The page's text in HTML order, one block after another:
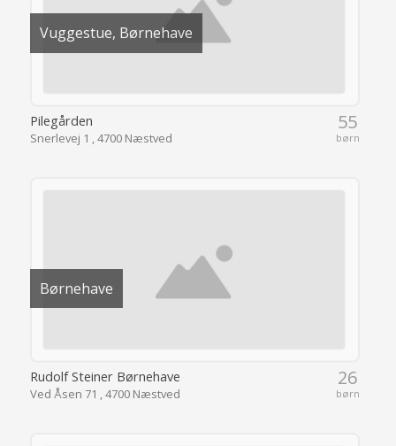
Vuggestue, Børnehave
55
børn
Pilegården
Snerlevej 1 , 4700 Næstved
Børnehave
26
børn
Rudolf Steiner Børnehave
Ved Åsen 71 , 4700 Næstved